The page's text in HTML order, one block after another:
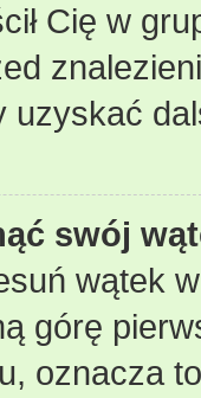
Cię w
swój
wątek
górę
oznacza